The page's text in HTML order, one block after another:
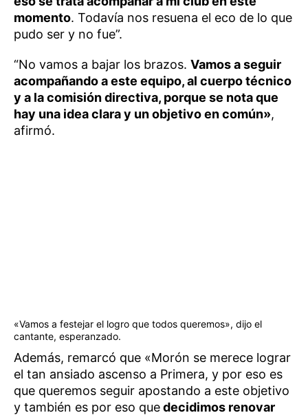
momento. Todavía nos resuena el eco de lo que
pudo ser y no fue”.
“No vamos a bajar los brazos. Vamos a seguir
acompañando a este equipo, al cuerpo técnico
y a la comisión directiva, porque se nota que
hay una idea clara y un objetivo en común»,
afirmó.
«Vamos a festejar el logro que todos queremos», dijo el
cantante, esperanzado.
Además, remarcó que «Morón se merece lograr
el tan ansiado ascenso a Primera, y por eso es
que queremos seguir apostando a este objetivo
y también es por eso quedecidimos renovar